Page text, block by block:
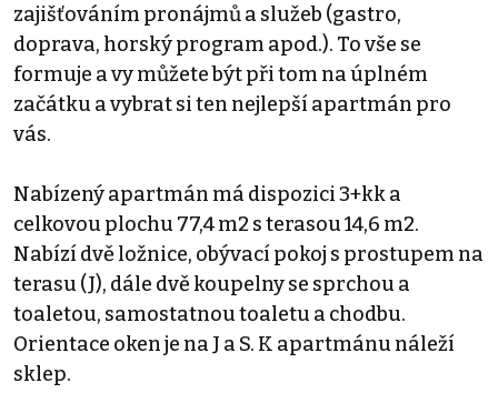
zajišťováním pronájmů a služeb (gastro,
doprava, horský program apod.). To vše se
formuje a vy můžete být při tom na úplném
začátku a vybrat si ten nejlepší apartmán pro
vás.
Nabízený apartmán má dispozici 3+kk a
celkovou plochu 77,4 m2 s terasou 14,6 m2.
Nabízí dvě ložnice, obývací pokoj s prostupem na
terasu (J), dále dvě koupelny se sprchou a
toaletou, samostatnou toaletu a chodbu.
Orientace oken je na J a S. K apartmánu náleží
sklep.